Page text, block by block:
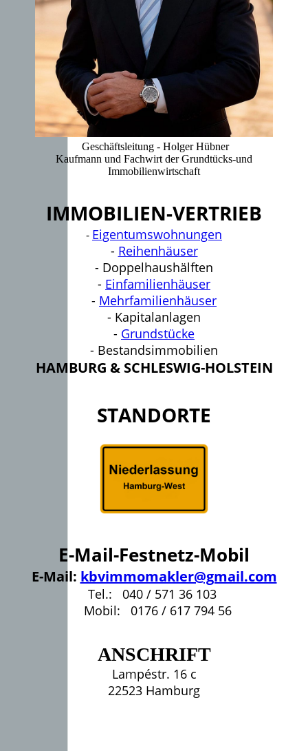
Geschäftsleitung - Holger Hübner
Kaufmann und Fachwirt der Grundtücks-und
Immobilienwirtschaft
IMMOBILIEN-VERTRIEB
- Eigentumswohnungen
- Reihenhäuser
- Doppelhaushälften
- Einfamilienhäuser
- Mehrfamilienhäuser
- Kapitalanlagen
- Grundstücke
- Bestandsimmobilien
HAMBURG & SCHLESWIG-HOLSTEIN
STANDORTE
E-Mail-Festnetz-Mobil
E-Mail: kbvimmomakler@gmail.com
Tel.: 040 / 571 36 103
Mobil: 0176 / 617 794 56
ANSCHRIFT
Lampéstr. 16 c
22523 Hamburg